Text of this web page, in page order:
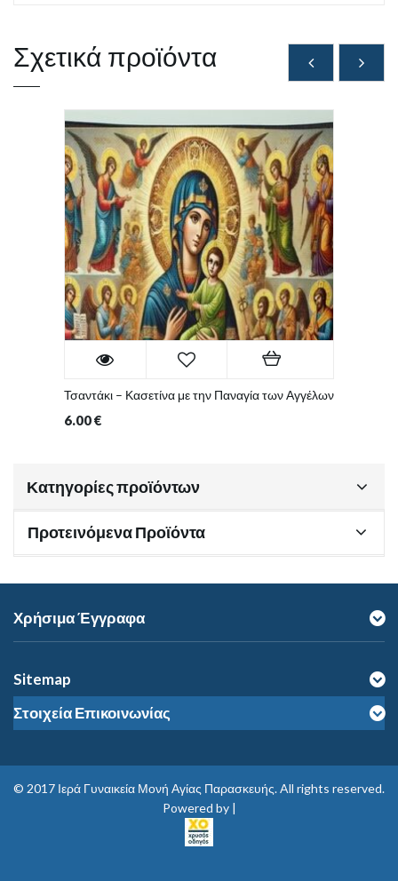
Σχετικά προϊόντα
Τσαντάκι – Κασετίνα με την Παναγία των Αγγέλων
6.00€
Κατηγορίες προϊόντων
Προτεινόμενα Προϊόντα
Χρήσιμα Έγγραφα
Sitemap
Στοιχεία Επικοινωνίας
© 2017 Ιερά Γυναικεία Μονή Αγίας Παρασκευής. All rights reserved.
Powered by |